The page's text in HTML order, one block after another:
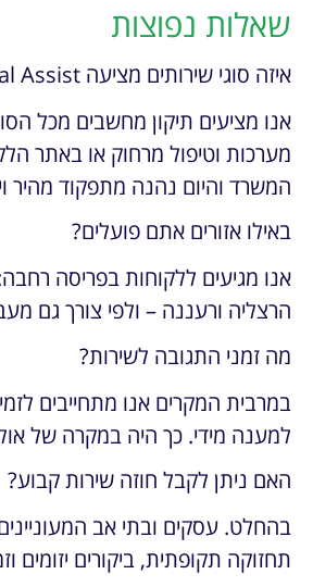
שאלות נפוצות
איזה סוגי שירותים מציעה Total Assist?
אנו מציעים תיקון מחשבים מכל
מערכות וטיפול מרחוק או באתר
המשרד והיום נהנה מתפקוד מהיר
באילו אזורים אתם פועלים?
אנו מגיעים ללקוחות בפריסה
הרצליה ורעננה – ולפי צורך גם
מה זמני התגובה לשירות?
במרבית המקרים אנו מתחייבים
למענה מידי. כך היה במקרה של
האם ניתן לקבל חוזה שירות קבוע?
בהחלט. עסקים ובתי אב
תחזוקה תקופתית, ביקורים יזומים